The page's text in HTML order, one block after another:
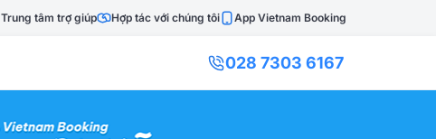
Trung tâm trợ giúp Hợp tác với chúng tôi App Vietnam Booking
028 7303 6167